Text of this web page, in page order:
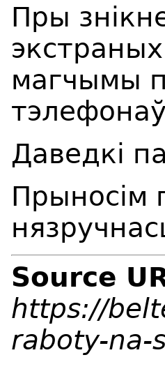
Пры
магчымы
Даведкі
Прыносім
Source
https://
raboty-na-